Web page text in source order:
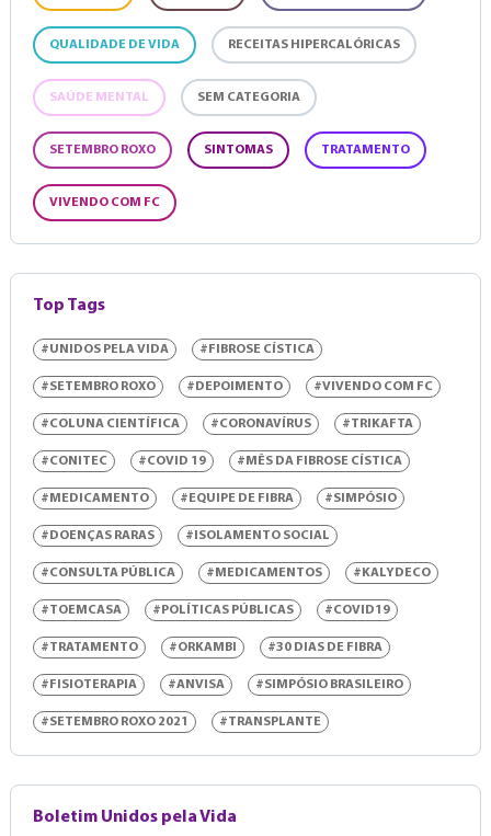
QUALIDADE DE VIDA RECEITAS HIPERCALÓRICAS
SAÚDE MENTAL SEM CATEGORIA
SETEMBRO ROXO SINTOMAS TRATAMENTO
VIVENDO COM FC
Top Tags
#UNIDOS PELA VIDA #FIBROSE CÍSTICA
#SETEMBRO ROXO #DEPOIMENTO #VIVENDO COM FC
#COLUNA CIENTÍFICA #CORONAVÍRUS #TRIKAFTA
#CONITEC #COVID 19 #MÊS DA FIBROSE CÍSTICA
#MEDICAMENTO #EQUIPE DE FIBRA #SIMPÓSIO
#DOENÇAS RARAS #ISOLAMENTO SOCIAL
#CONSULTA PÚBLICA #MEDICAMENTOS #KALYDECO
#TOEMCASA #POLÍTICAS PÚBLICAS #COVID19
#TRATAMENTO #ORKAMBI #30 DIAS DE FIBRA
#FISIOTERAPIA #ANVISA #SIMPÓSIO BRASILEIRO
#SETEMBRO ROXO 2021 #TRANSPLANTE
Boletim Unidos pela Vida